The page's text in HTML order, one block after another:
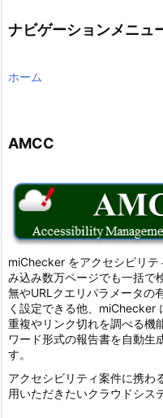
ナビゲーションメニュ
ホーム
AMCC
miChecker をアクセシビリテ
み込み数万ページでも一括で
無やURLクエリパラメータの
く設定できる他、miChecker
重複やリンク切れを調べる機
ワード形式の報告書を自動生
す。
アクセシビリティ案件に携わ
用いただきたいクラウドシス